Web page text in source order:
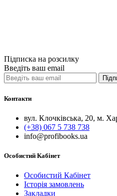
Підписка на розсилку
Введіть ваш email
Контакти
вул. Клочківська, 20, м.
(+38) 067 5 738 738
info@profibooks.ua
Особистий Кабінет
Особистий Кабінет
Історія замовлень
Закладки